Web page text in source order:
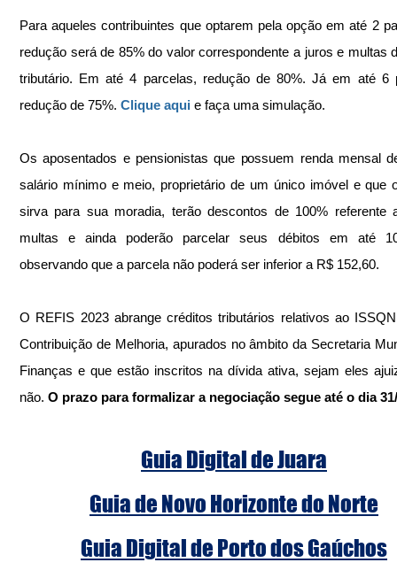
Para aqueles contribuintes que optarem pela opção em até 2
redução será de 85% do valor correspondente a juros e multas
tributário. Em até 4 parcelas, redução de 80%. Já em até 6
redução de 75%. Clique aqui e faça uma simulação.
Os aposentados e pensionistas que possuem renda mensal
salário mínimo e meio, proprietário de um único imóvel e que
sirva para sua moradia, terão descontos de 100% referente
multas e ainda poderão parcelar seus débitos em até
observando que a parcela não poderá ser inferior a R$ 152,60.
O REFIS 2023 abrange créditos tributários relativos ao
Contribuição de Melhoria, apurados no âmbito da Secretaria
Finanças e que estão inscritos na dívida ativa, sejam eles
não. O prazo para formalizar a negociação segue até o dia
Guia Digital de Juara
Guia de Novo Horizonte do Norte
Guia Digital de Porto dos Gaúchos